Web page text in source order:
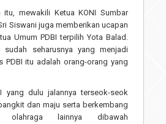
itu, mewakili Ketua KONI Sumbar
Siswani juga memberikan ucapan
Umum PDBI terpilih Yota Balad.
sudah seharusnya yang menjadi
PDBI itu adalah orang-orang yang
yang dulu jalannya terseok-seok
dan maju serta berkembang
olahraga lainnya dibawah